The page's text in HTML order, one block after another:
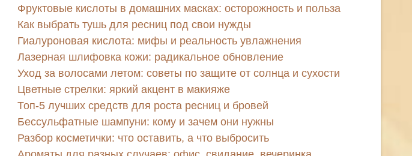
Фруктовые кислоты в домашних масках: осторожность и польза
Как выбрать тушь для ресниц под свои нужды
Гиалуроновая кислота: мифы и реальность увлажнения
Лазерная шлифовка кожи: радикальное обновление
Уход за волосами летом: советы по защите от солнца и сухости
Цветные стрелки: яркий акцент в макияже
Топ-5 лучших средств для роста ресниц и бровей
Бессульфатные шампуни: кому и зачем они нужны
Разбор косметички: что оставить, а что выбросить